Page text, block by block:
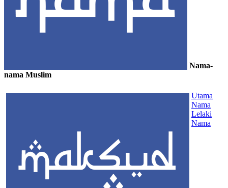
Nama-
nama Muslim
Utama
Nama
Lelaki
Nama